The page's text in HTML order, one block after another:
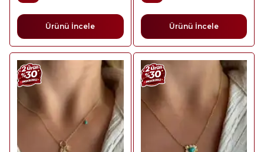
Ürünü İncele Ürünü İncele